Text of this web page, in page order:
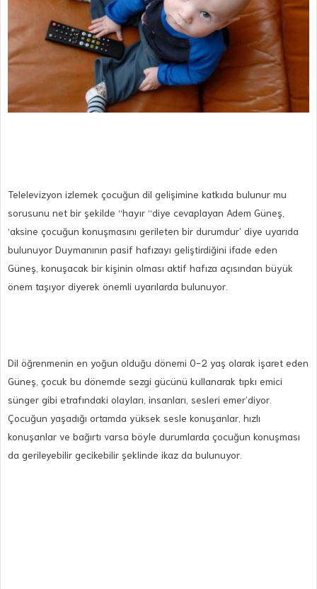
Telelevizyon izlemek çocuğun dil gelişimine katkıda bulunur mu
sorusunu net bir şekilde “hayır “diye cevaplayan Adem Güneş,
‘aksine çocuğun konuşmasını gerileten bir durumdur’ diye uyarıda
bulunuyor Duymanının pasif hafızayı geliştirdiğini ifade eden
Güneş, konuşacak bir kişinin olması aktif hafıza açısından büyük
önem taşıyor diyerek önemli uyarılarda bulunuyor.
Dil öğrenmenin en yoğun olduğu dönemi 0-2 yaş olarak işaret eden
Güneş, çocuk bu dönemde sezgi gücünü kullanarak tıpkı emici
sünger gibi etrafındaki olayları, insanları, sesleri emer’diyor.
Çocuğun yaşadığı ortamda yüksek sesle konuşanlar, hızlı
konuşanlar ve bağırtı varsa böyle durumlarda çocuğun konuşması
da gerileyebilir gecikebilir şeklinde ikaz da bulunuyor.